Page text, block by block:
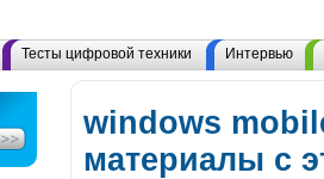
Тесты цифровой техники Интервью
windows
материалы с